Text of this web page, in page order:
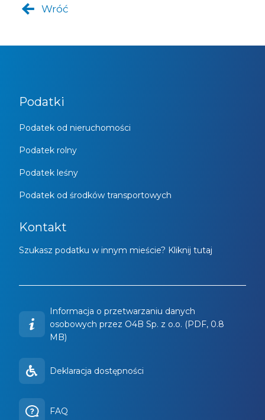
Wróć
Podatki
Podatek od nieruchomości
Podatek rolny
Podatek leśny
Podatek od środków transportowych
Kontakt
Szukasz podatku w innym mieście? Kliknij tutaj
Informacja o przetwarzaniu danych
osobowych przez O4B Sp. z o.o. (PDF, 0.8
MB)
Deklaracja dostępności
FAQ